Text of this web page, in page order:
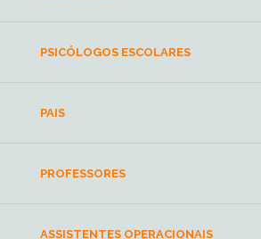
PSICÓLOGOS ESCOLARES
PAIS
PROFESSORES
ASSISTENTES OPERACIONAIS